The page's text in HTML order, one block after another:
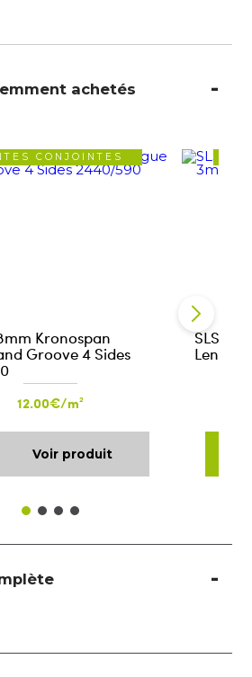
achetés
CONJOINTES
Kronospan
Groove 4 Sides
12.00€/m²
Voir produit
SLS
Length: